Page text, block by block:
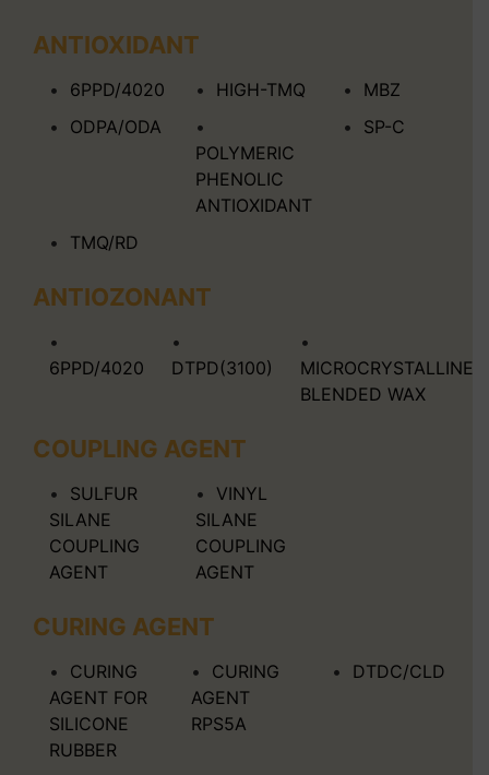
ANTIOXIDANT
6PPD/4020 HIGH-TMQ
MBZ
ODPA/ODA
POLYMERIC
PHENOLIC
ANTIOXIDANT
SP-C
TMQ/RD
ANTIOZONANT
6PPD/4020 DTPD(3100)
MICROCRYSTALLINE
BLENDED WAX
COUPLING AGENT
SULFUR
SILANE
COUPLING
AGENT
VINYL
SILANE
COUPLING
AGENT
CURING AGENT
CURING
AGENT FOR
SILICONE
RUBBER
CURING
AGENT
RPS5A
DTDC/CLD